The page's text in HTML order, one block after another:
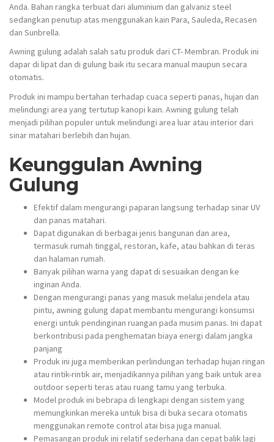
Anda. Bahan rangka terbuat dari aluminium dan galvaniz steel
sedangkan penutup atas menggunakan kain Para, Sauleda, Recasen
dan Sunbrella.
Awning gulung adalah salah satu produk dari CT- Membran. Produk ini
dapar di lipat dan di gulung baik itu secara manual maupun secara
otomatis.
Produk ini mampu bertahan terhadap cuaca seperti panas, hujan dan
melindungi area yang tertutup kanopi kain. Awning gulung telah
menjadi pilihan populer untuk melindungi area luar atau interior dari
sinar matahari berlebih dan hujan.
Keunggulan Awning
Gulung
Efektif dalam mengurangi paparan langsung terhadap sinar UV
dan panas matahari.
Dapat digunakan di berbagai jenis bangunan dan area,
termasuk rumah tinggal, restoran, kafe, atau bahkan di teras
dan halaman rumah.
Banyak pilihan warna yang dapat di sesuaikan dengan ke
inginan Anda.
Dengan mengurangi panas yang masuk melalui jendela atau
pintu, awning gulung dapat membantu mengurangi konsumsi
energi untuk pendinginan ruangan pada musim panas. Ini dapat
berkontribusi pada penghematan biaya energi dalam jangka
panjang
Produk ini juga memberikan perlindungan terhadap hujan ringan
atau rintik-rintik air, menjadikannya pilihan yang baik untuk area
outdoor seperti teras atau ruang tamu yang terbuka.
Model produk ini bebrapa di lengkapi dengan sistem yang
memungkinkan mereka untuk bisa di buka secara otomatis
menggunakan remote control atai bisa juga manual.
Pemasangan produk ini relatif sederhana dan cepat balik lagi